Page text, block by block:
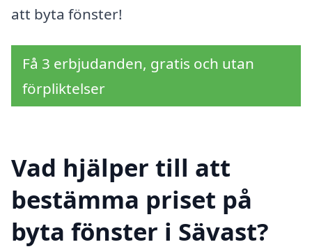
att byta fönster!
Få 3 erbjudanden, gratis och utan
förpliktelser
Vad hjälper till att
bestämma priset på
byta fönster i Sävast?